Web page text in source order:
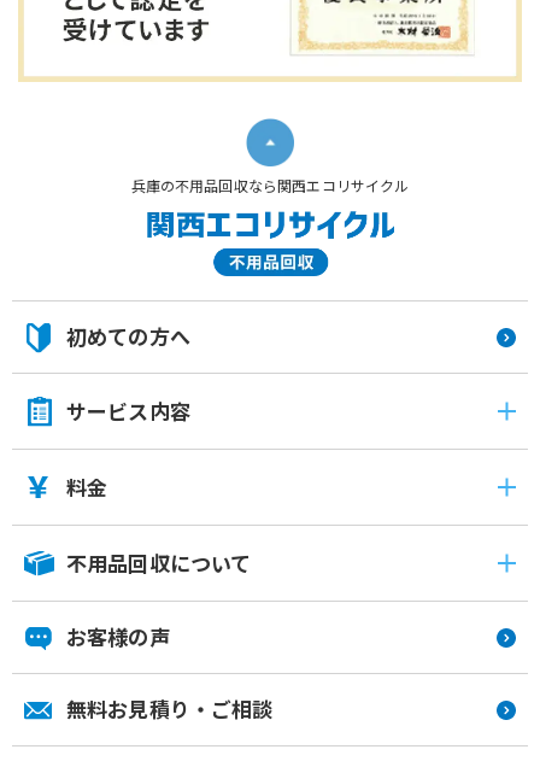
兵庫の不用品回収なら関西エコリサイクル
初めての方へ
サービス内容
料金
不用品回収について
お客様の声
無料お見積り・ご相談